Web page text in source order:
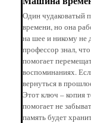
Один чудаковатый
времени, но она
на шее и никому не
профессор знал,
помогает
воспоминаниях.
вернуться в
Этот ключ – копия
помогает не
память будет